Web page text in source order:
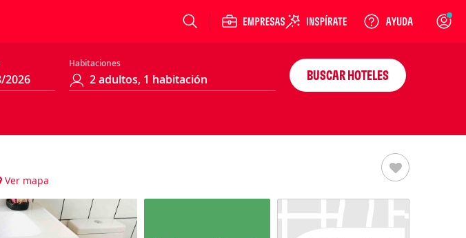
Login
Habitaciones
BUSCAR HOTELES
Ver mapa